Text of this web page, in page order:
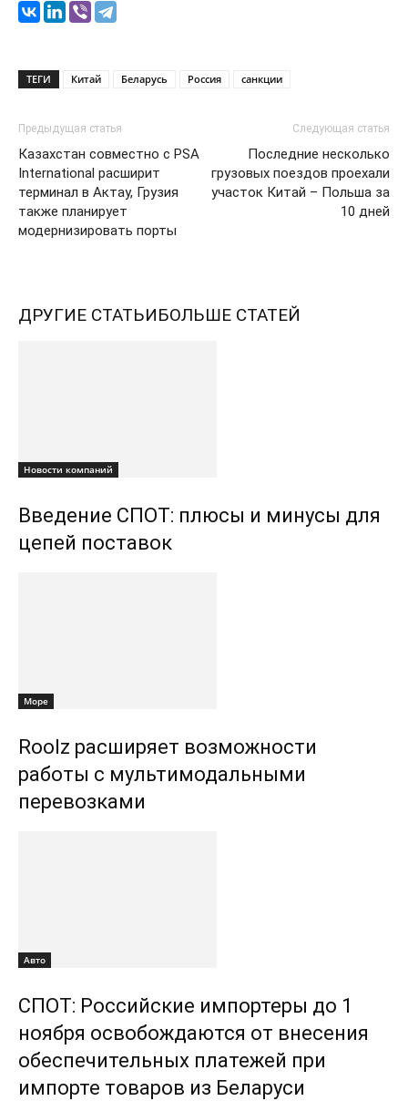
ТЕГИ Китай Беларусь Россия санкции
Предыдущая статья
Казахстан совместно с PSA
International расширит
терминал в Актау, Грузия
также планирует
модернизировать порты
Следующая статья
Последние несколько
грузовых поездов проехали
участок Китай – Польша за
10 дней
ДРУГИЕ СТАТЬИБОЛЬШЕ СТАТЕЙ
Новости компаний
Введение СПОТ: плюсы и минусы для
цепей поставок
Море
Roolz расширяет возможности
работы с мультимодальными
перевозками
Авто
СПОТ: Российские импортеры до 1
ноября освобождаются от внесения
обеспечительных платежей при
импорте товаров из Беларуси